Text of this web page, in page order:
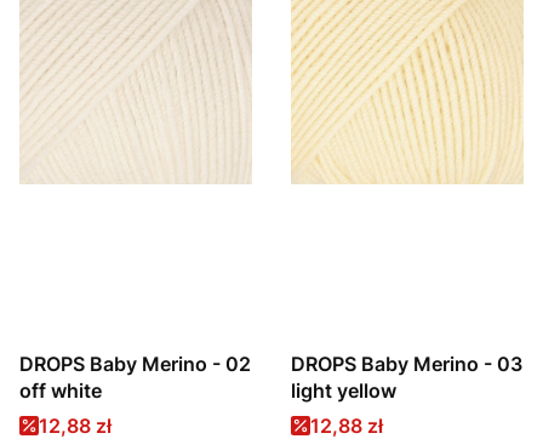
DROPS Baby Merino - 02
off white
Cena promocyjna
12,88 zł
DROPS Baby Merino - 03
light yellow
Cena promocyjna
12,88 zł